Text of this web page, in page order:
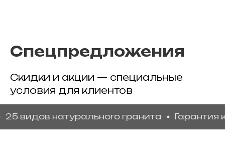
Спецпредложения
Скидки и акции — специальные
условия для клиентов
натурального гранита Гарантия